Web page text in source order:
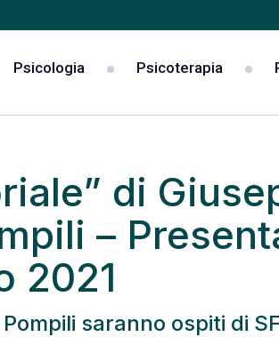
Psicologia Psicoterapia
di
–
2021
saranno ospiti di